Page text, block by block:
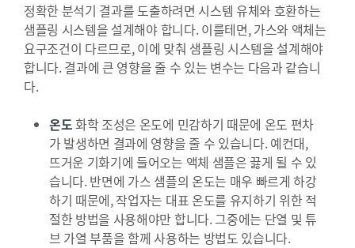
정확한 분석기 결과를 도출하려면 시스템 유체와 호환하는
샘플링 시스템을 설계해야 합니다. 이를테면, 가스와 액체는
요구조건이 다르므로, 이에 맞춰 샘플링 시스템을 설계해야
합니다. 결과에 큰 영향을 줄 수 있는 변수는 다음과 같습니
다.
온도화학 조성은 온도에 민감하기 때문에 온도 편차
가 발생하면 결과에 영향을 줄 수 있습니다. 예컨대,
뜨거운 기화기에 들어오는 액체 샘플은 끓게 될 수 있
습니다. 반면에 가스 샘플의 온도는 매우 빠르게 하강
하기 때문에, 작업자는 대표 온도를 유지하기 위한 적
절한 방법을 사용해야만 합니다. 그중에는 단열 및 튜
브 가열 부품을 함께 사용하는 방법도 있습니다.